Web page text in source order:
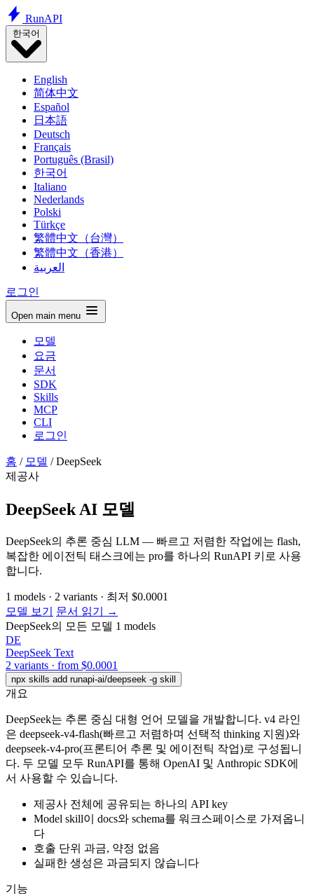
RunAPI
한국어
English
简体中文
Español
日本語
Deutsch
Français
Português (Brasil)
한국어
Italiano
Nederlands
Polski
Türkçe
繁體中文（台灣）
繁體中文（香港）
العربية
로그인
Open main menu
모델
요금
문서
SDK
Skills
MCP
CLI
로그인
홈 / 모델 / DeepSeek
제공사
DeepSeek AI 모델
DeepSeek의 추론 중심 LLM — 빠르고 저렴한 작업에는 flash,
복잡한 에이전틱 태스크에는 pro를 하나의 RunAPI 키로 사용
합니다.
1 models · 2 variants · 최저 $0.0001
모델 보기
문서 읽기 →
DeepSeek의 모든 모델 1 models
DE
DeepSeek Text
2 variants · from $0.0001
npx skills add runapi-ai/deepseek -g skill
개요
DeepSeek는 추론 중심 대형 언어 모델을 개발합니다. v4 라인
은 deepseek-v4-flash(빠르고 저렴하며 선택적 thinking 지원)와
deepseek-v4-pro(프론티어 추론 및 에이전틱 작업)로 구성됩니
다. 두 모델 모두 RunAPI를 통해 OpenAI 및 Anthropic SDK에
서 사용할 수 있습니다.
제공사 전체에 공유되는 하나의 API key
Model skill이 docs와 schema를 워크스페이스로 가져옵니
다
호출 단위 과금, 약정 없음
실패한 생성은 과금되지 않습니다
기능